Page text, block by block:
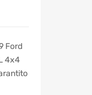
Ford
4x4